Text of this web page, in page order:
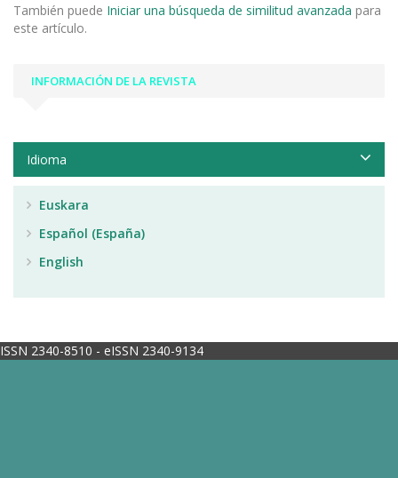
También puede Iniciar una búsqueda de similitud avanzada para
este artículo.
INFORMACIÓN DE LA REVISTA
Idioma
Euskara
Español (España)
English
ISSN 2340-8510 - eISSN 2340-9134